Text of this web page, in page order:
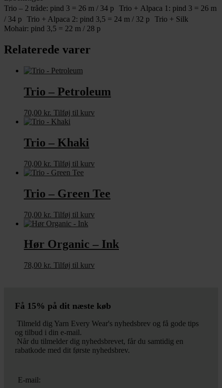
Trio – 2 tråde: pind 3 = 26 m / 34 p Trio + Alpaca 1: pind 3 = 26 m
/ 34 p Trio + Alpaca 2: pind 3,5 = 24 m / 32 p Trio + Silk
Mohair: pind 3,5 = 22 m / 28 p
Relaterede varer
Trio – Petroleum
70,00 kr. Tilføj til kurv
Trio – Khaki
70,00 kr. Tilføj til kurv
Trio – Green Tee
70,00 kr. Tilføj til kurv
Hør Organic – Ink
78,00 kr. Tilføj til kurv
Få 15% på dit næste køb
Tilmeld dig Yarn Every Wear's nyhedsbrev og få gode tips
og tilbud i din e-mail.
Når du tilmelder dig nyhedsbrevet, får du samtidig en
rabatkode med dit første nyhedsbrev.
E-mail: